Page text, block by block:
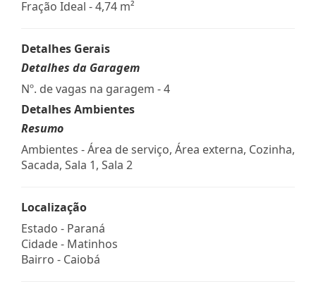
Fração Ideal - 4,74 m²
Detalhes Gerais
Detalhes da Garagem
Nº. de vagas na garagem - 4
Detalhes Ambientes
Resumo
Ambientes - Área de serviço, Área externa, Cozinha,
Sacada, Sala 1, Sala 2
Localização
Estado - Paraná
Cidade - Matinhos
Bairro - Caiobá